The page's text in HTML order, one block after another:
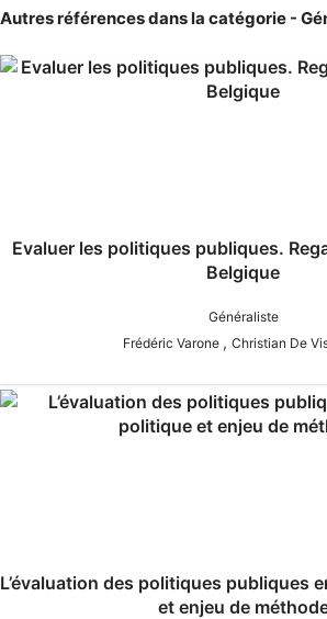
Autres références dans la catégorie -
Evaluer les politiques publiques.
Belgique
Généraliste
Frédéric Varone , Christian De
L’évaluation des politiques publiques
et enjeu de